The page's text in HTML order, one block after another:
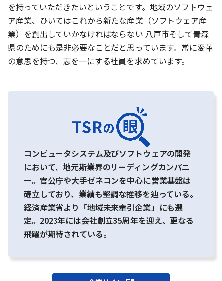
を持っていただきたいということです。地域のソフトウェ
ア産業、ひいてはこれから新たな産業（ソフトウェア産
業）を創出していかなければならない 八戸市そして青森
県のためにも是非必要なことだと思っています。常に変革
の意思を持つ、志を一にする社員を求めています。
コンピュータシステム及びソフトウェアの開発
において、地元斯業界のリーディングカンパニ
ー。官公庁や大手ゼネコンを中心に営業基盤は
確立しており、業績も堅調な推移を辿っている。
経済産業省より「地域未来牽引企業」にも選
定。2023年には会社創立35周年を迎え、更なる
飛躍が期待されている。